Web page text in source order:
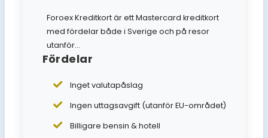
Foroex Kreditkort är ett Mastercard kreditkort
med fördelar både i Sverige och på resor
utanför...
Fördelar
Inget valutapåslag
Ingen uttagsavgift (utanför EU-området)
Billigare bensin & hotell